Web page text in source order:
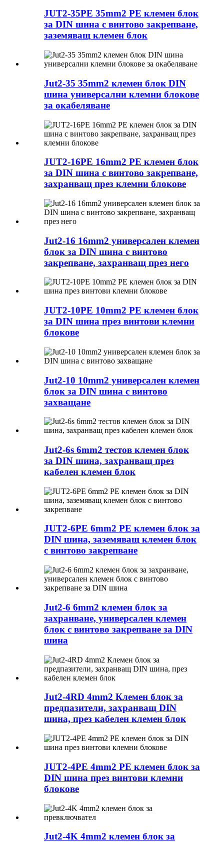
JUT2-35PE 35mm2 PE клемен блок
за DIN шина с винтово закрепване,
заземяващ клемен блок
Jut2-35 35mm2 клемен блок DIN
шина универсални клемни блокове
за окабеляване
JUT2-16PE 16mm2 PE клемен блок
за DIN шина с винтово закрепване,
захранващ през клемни блокове
Jut2-16 16mm2 универсален клемен
блок за DIN шина с винтово
закрепване, захранващ през него
JUT2-10PE 10mm2 PE клемен блок
за DIN шина през винтови клемни
блокове
Jut2-10 10mm2 универсален клемен
блок за DIN шина с винтово
захващане
Jut2-6s 6mm2 тестов клемен блок
за DIN шина, захранващ през
кабелен клемен блок
JUT2-6PE 6mm2 PE клемен блок за
DIN шина, заземяващ клемен блок
с винтово закрепване
Jut2-6 6mm2 клемен блок за
захранване, универсален клемен
блок с винтово закрепване за DIN
шина
Jut2-4RD 4mm2 Клемен блок за
предпазители, захранващ DIN
шина, през кабелен клемен блок
JUT2-4PE 4mm2 PE клемен блок за
DIN шина през винтови клемни
блокове
Jut2-4K 4mm2 клемен блок за